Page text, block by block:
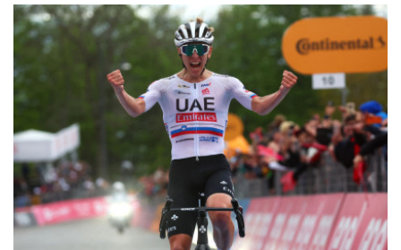
binaan Ineos Grenadiers ini telah memenangi tujuh balapan Giro.
Dan kesemuanya melalui kategori ITT.